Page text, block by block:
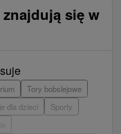
się w
Tory bobslejowe
dla dzieci
Sporty